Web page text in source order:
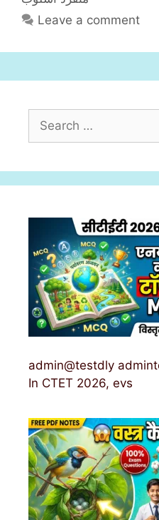
s
Leave a comment
r
c
admin@testdly
In CTET 2026, evs